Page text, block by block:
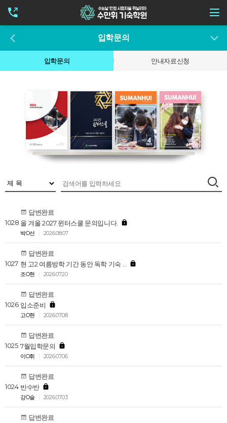
입학문의
입학문의 안내자료신청
1028
답변완료
올 겨울 2027 윈터스쿨 문의입니다.
박O선 2026.08.07
1027
답변완료
현 고2 여름방학 기간 동안 독학 기숙 …
조O현 2026.07.20
1026
답변완료
입소준비
고O현 2026.07.08
1025
답변완료
7월입학문의
이O휘 2026.07.06
1024
답변완료
반수반
강O슬 2026.07.03
답변완료